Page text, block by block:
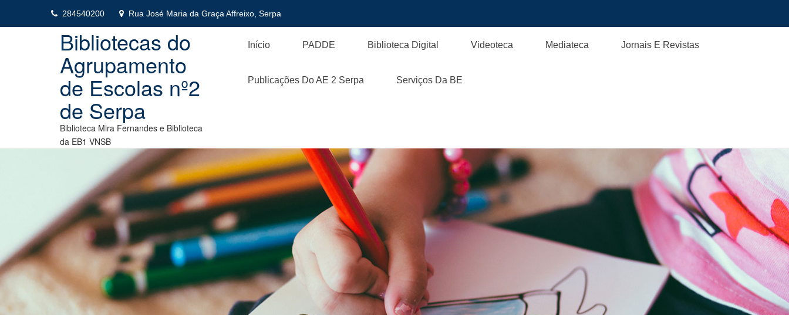
content
284540200 Rua José Maria da Graça Affreixo, Serpa
Bibliotecas do
Agrupamento
de Escolas nº2
de Serpa
Biblioteca Mira Fernandes e Biblioteca
da EB1 VNSB
Início PADDE Biblioteca Digital Videoteca Mediateca Jornais E Revistas
Publicações Do AE 2 Serpa Serviços Da BE